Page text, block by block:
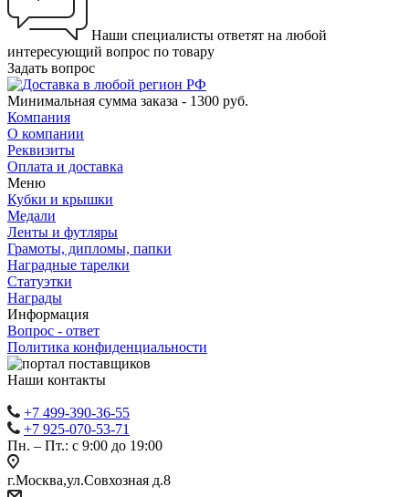
Наши специалисты ответят на любой
интересующий вопрос по товару
Задать вопрос
Минимальная сумма заказа - 1300 руб.
Компания
О компании
Реквизиты
Оплата и доставка
Меню
Кубки и крышки
Медали
Ленты и футляры
Грамоты, дипломы, папки
Наградные тарелки
Статуэтки
Награды
Информация
Вопрос - ответ
Политика конфиденциальности
Наши контакты
+7 499-390-36-55
+7 925-070-53-71
Пн. – Пт.: с 9:00 до 19:00
г.Москва,ул.Совхозная д.8